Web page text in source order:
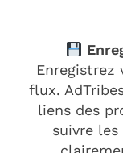
Enregistrez
flux.
liens des
suivre